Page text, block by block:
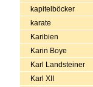
kapitelböcker
karate
Karibien
Karin Boye
Karl Landsteiner
Karl XII